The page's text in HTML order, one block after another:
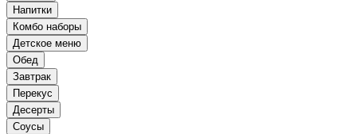
Напитки
Комбо наборы
Детское меню
Обед
Завтрак
Перекус
Десерты
Соусы